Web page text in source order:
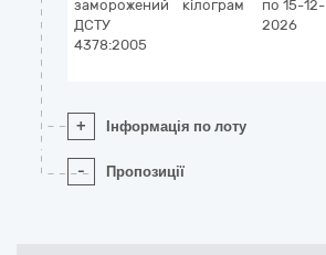
заморожений
ДСТУ
4378:2005
кілограм
по 15-12-
2026
+ Інформація по лоту
- Пропозиції